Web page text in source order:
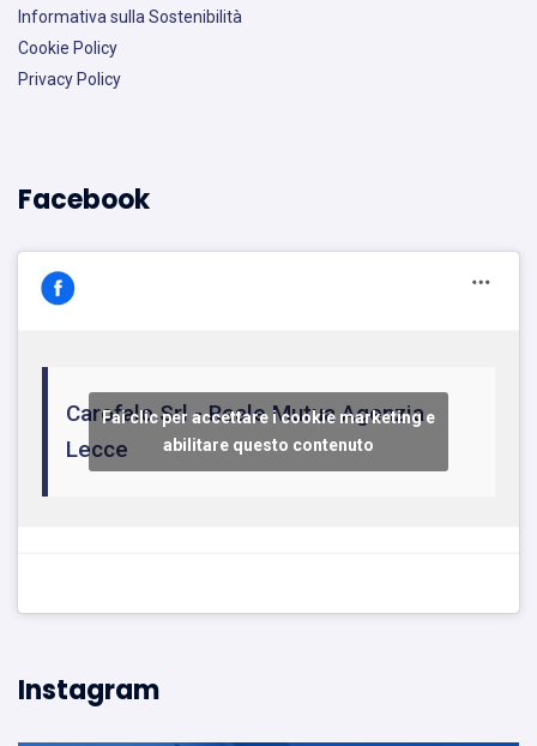
Informativa sulla Sostenibilità
Cookie Policy
Privacy Policy
Facebook
Carofalo Srl - Reale Mutua Agenzia
Lecce
Fai clic per accettare i cookie marketing e
abilitare questo contenuto
Instagram